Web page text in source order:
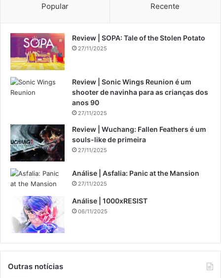
Popular Recente
Review | SOPA: Tale of the Stolen Potato
27/11/2025
Review | Sonic Wings Reunion é um
shooter de navinha para as crianças dos
anos 90
27/11/2025
Review | Wuchang: Fallen Feathers é um
souls-like de primeira
27/11/2025
Análise | Asfalia: Panic at the Mansion
27/11/2025
Análise | 1000xRESIST
06/11/2025
Outras notícias